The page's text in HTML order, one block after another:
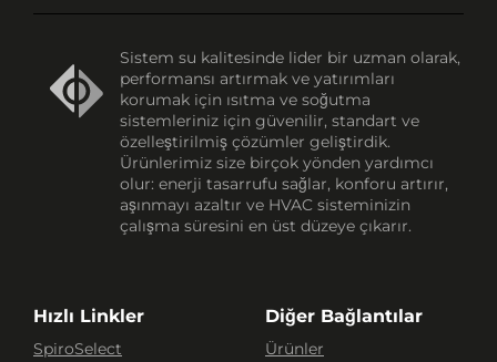
Sistem su kalitesinde lider bir uzman olarak,
performansı artırmak ve yatırımları
korumak için ısıtma ve soğutma
sistemleriniz için güvenilir, standart ve
özelleştirilmiş çözümler geliştirdik.
Ürünlerimiz size birçok yönden yardımcı
olur: enerji tasarrufu sağlar, konforu artırır,
aşınmayı azaltır ve HVAC sisteminizin
çalışma süresini en üst düzeye çıkarır.
Hızlı Linkler
SpiroSelect
Diğer Bağlantılar
Ürünler